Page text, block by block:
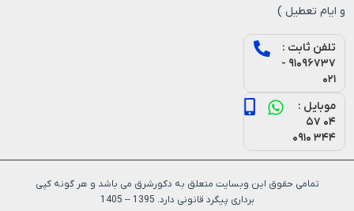
و ایام تعطیل )
تلفن ثابت :
۹۱۰۹۶۷۳۷ -
۰۲۱
موبایل :
۰۴ ۵۷
۳۴۴ ۰۹۱۰
تمامی حقوق این وبسایت متعلق به دکورشرق می باشد و هر گونه کپی
برداری پیگرد قانونی دارد. 1395 – 1405